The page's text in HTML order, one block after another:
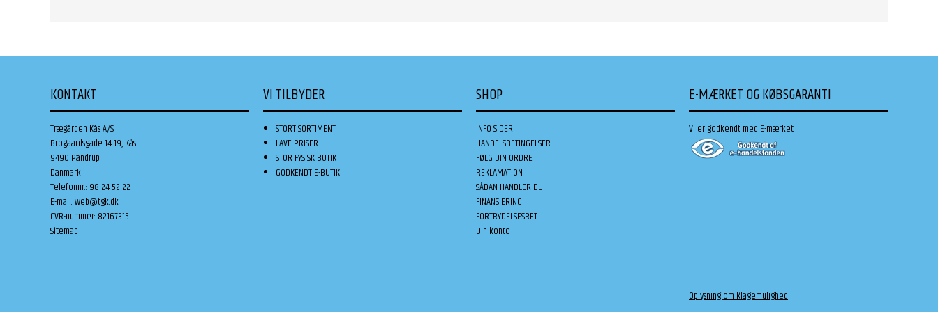
KONTAKT
Trægården Kås A/S
Brogaardsgade 14-19, Kås
9490 Pandrup
Danmark
Telefonnr.: 98 24 52 22
E-mail:web@tgk.dk
CVR-nummer: 82167315
Sitemap
VI TILBYDER
STORT SORTIMENT
LAVE PRISER
STOR FYSISK BUTIK
GODKENDT E-BUTIK
SHOP
INFO SIDER
HANDELSBETINGELSER
FØLG DIN ORDRE
REKLAMATION
SÅDAN HANDLER DU
FINANSIERING
FORTRYDELSESRET
Din konto
E-MÆRKET OG KØBSGARANTI
Vi er godkendt med E-mærket:
Oplysning om Klagemulighed